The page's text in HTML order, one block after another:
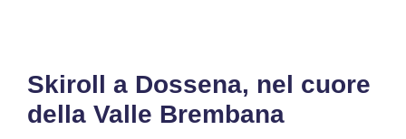
Skiroll a Dossena, nel cuore
della Valle Brembana